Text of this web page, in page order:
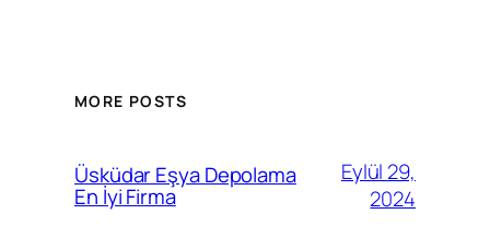
MORE POSTS
Üsküdar Eşya Depolama
En İyi Firma
Eylül 29,
2024